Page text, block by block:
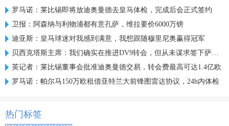
罗马诺：莱比锡即将放迪奥曼德去皇马体检，完成后会正式签约
卫报：阿森纳与利物浦都有意孔萨，维拉要价6000万镑
迪亚斯：皇马球迷对我感到满意，我想跟随穆里尼奥赢得冠军
贝西克塔斯主席：我们确实在推进DV9转会，但从未谋求签下萨拉赫
英记者：莱比锡董事会批准迪奥曼德交易，转会费最高可达1.4亿欧
罗马诺：帕尔马150万欧租借亚特兰大前锋图雷达协议，24h内体检
热门标签